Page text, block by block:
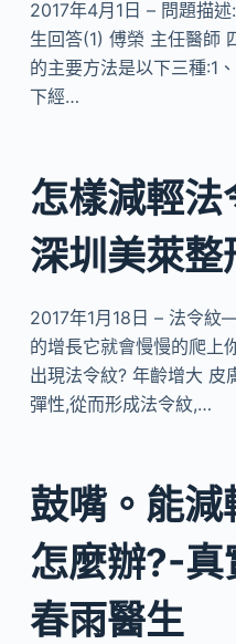
2017年4月1日 – 問題描
生回答(1) 傅榮 主任醫師
的主要方法是以下三種:1
下經…
怎樣減輕法
深圳美萊
2017年1月18日 – 法令
的增長它就會慢慢的爬上
出現法令紋? 年齡增大 皮
彈性,從而形成法令紋,…
鼓嘴。能減
怎麼辦?-
春雨醫生